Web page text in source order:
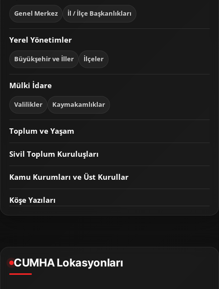
Genel Merkez İl / İlçe Başkanlıkları
Yerel Yönetimler
Büyükşehir ve İller İlçeler
Mülki İdare
Valilikler Kaymakamlıklar
Toplum ve Yaşam
Sivil Toplum Kuruluşları
Kamu Kurumları ve Üst Kurullar
Köşe Yazıları
CUMHA Lokasyonları